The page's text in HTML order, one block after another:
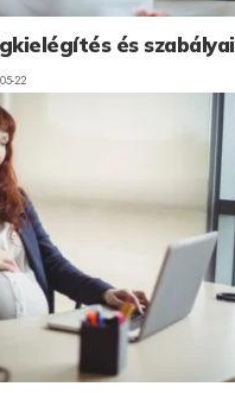
és szabályai
22